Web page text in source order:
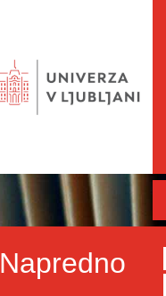
Napredno